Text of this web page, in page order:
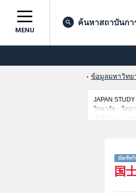
MENU
ค้นหาสถาบันกา
ข้อมูลมหาวิทย
JAPAN
วิทยาลัย・วิทย
นักศึกษาต่างช
国